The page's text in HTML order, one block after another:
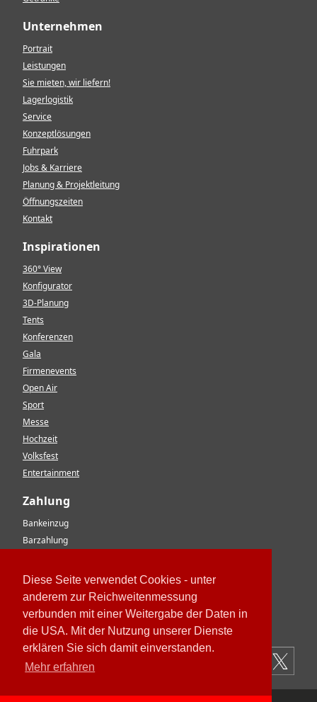
Diese Seite verwendet Cookies - unter
anderem zur Reichweitenmessung
verbunden mit einer Weitergabe der Daten in
die USA. Mit der Nutzung unserer Dienste
erklären Sie sich damit einverstanden.
Mehr erfahren
Unternehmen
Portrait
Leistungen
Sie mieten, wir liefern!
Lagerlogistik
Service
Konzeptlösungen
Fuhrpark
Jobs & Karriere
Planung & Projektleitung
Öffnungszeiten
Kontakt
Inspirationen
360° View
Konfigurator
3D-Planung
Tents
Konferenzen
Gala
Firmenevents
Open Air
Sport
Messe
Hochzeit
Volksfest
Entertainment
Zahlung
Bankeinzug
Barzahlung
EC-Karte
Kreditkarte
Rechnung
Paypal